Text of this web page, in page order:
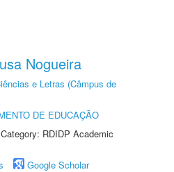
Nogueira
e Letras (Câmpus de
DE EDUCAÇÃO
RDIDP Academic
Google Scholar